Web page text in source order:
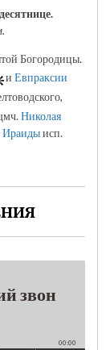
Богородицы.
и Евпраксии
Николая
Ираидыисп.
звон
00:00